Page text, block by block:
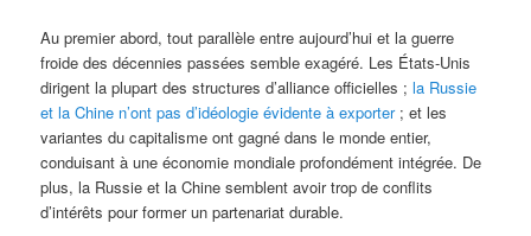
Au premier abord, tout parallèle entre aujourd’hui et la guerre
froide des décennies passées semble exagéré. Les États-Unis
dirigent la plupart des structures d’alliance officielles ;la Russie
et la Chine n’ont pas d’idéologie évidente à exporter ; et les
variantes du capitalisme ont gagné dans le monde entier,
conduisant à une économie mondiale profondément intégrée. De
plus, la Russie et la Chine semblent avoir trop de conflits
d’intérêts pour former un partenariat durable.